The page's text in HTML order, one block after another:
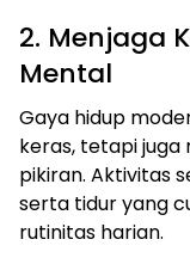
2. Menjaga
Mental
Gaya hidup
keras, tetapi
pikiran. Aktivitas
serta tidur yang
rutinitas harian.